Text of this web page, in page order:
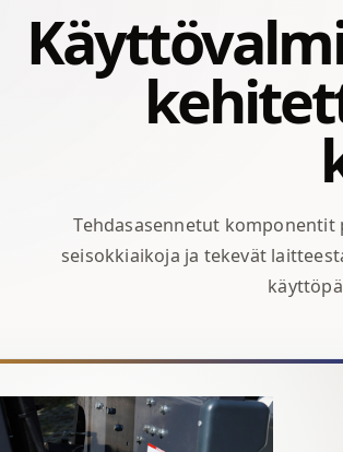
Tehdasasennetut
seisokkiaikoja ja tekevät